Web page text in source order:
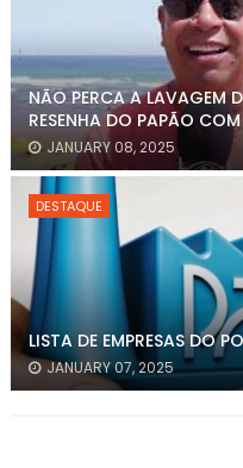
NÃO PERCA A LAVAGEM
RESENHA DO PAPÃO
JANUARY 08, 2025
DESTAQUE
LISTA DE EMPRESAS DO
JANUARY 07, 2025